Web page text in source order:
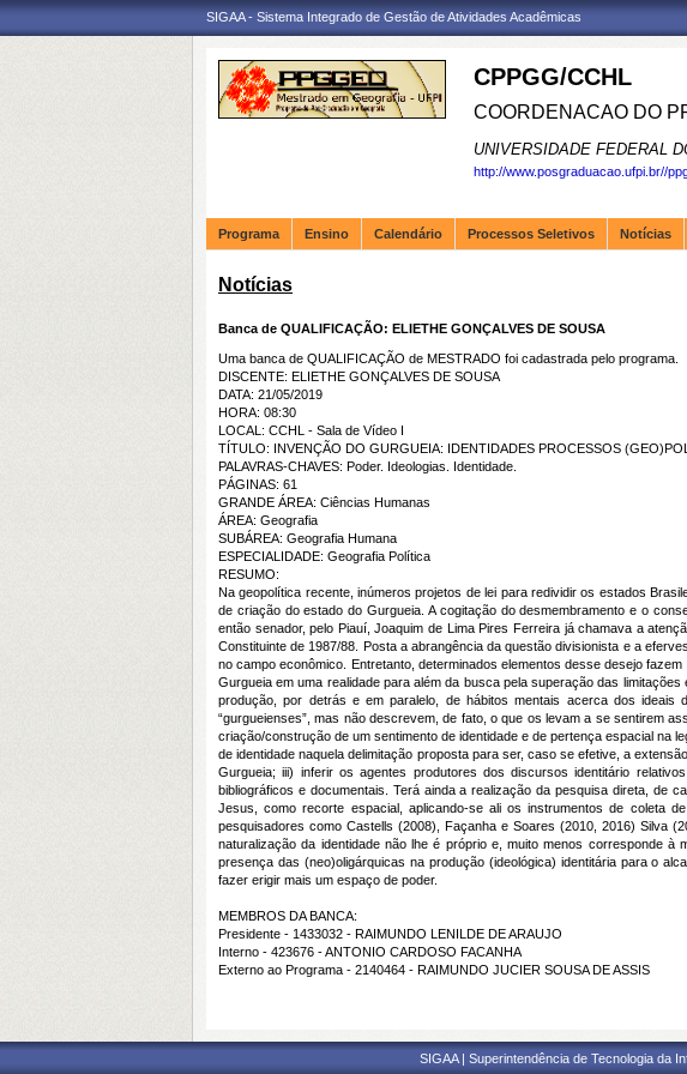
SIGAA - Sistema Integrado de Gestão de Atividades Acadêmicas
CPPGG/CCHL
COORDENACAO DO
UNIVERSIDADE FEDERAL
http://www.posgraduacao.ufpi.br//
Programa Ensino Calendário Processos Seletivos Notícias
Notícias
Banca de QUALIFICAÇÃO: ELIETHE GONÇALVES DE SOUSA
Uma banca de QUALIFICAÇÃO de MESTRADO foi cadastrada pelo programa.
DISCENTE: ELIETHE GONÇALVES DE SOUSA
DATA: 21/05/2019
HORA: 08:30
LOCAL: CCHL - Sala de Vídeo I
TÍTULO: INVENÇÃO DO GURGUEIA: IDENTIDADES PROCESSOS
PALAVRAS-CHAVES: Poder. Ideologias. Identidade.
PÁGINAS: 61
GRANDE ÁREA: Ciências Humanas
ÁREA: Geografia
SUBÁREA: Geografia Humana
ESPECIALIDADE: Geografia Política
RESUMO:
Na geopolítica recente, inúmeros projetos de lei para redividir os estados
de criação do estado do Gurgueia. A cogitação do desmembramento e o
então senador, pelo Piauí, Joaquim de Lima Pires Ferreira já chamava a
Constituinte de 1987/88. Posta a abrangência da questão divisionista e a
no campo econômico. Entretanto, determinados elementos desse desejo
Gurgueia em uma realidade para além da busca pela superação das
produção, por detrás e em paralelo, de hábitos mentais acerca dos
“gurgueienses”, mas não descrevem, de fato, o que os levam a se sentirem
criação/construção de um sentimento de identidade e de pertença espacial na
de identidade naquela delimitação proposta para ser, caso se efetive, a
Gurgueia; iii) inferir os agentes produtores dos discursos identitário
bibliográficos e documentais. Terá ainda a realização da pesquisa direta, de
Jesus, como recorte espacial, aplicando-se ali os instrumentos de coleta
pesquisadores como Castells (2008), Façanha e Soares (2010, 2016) Silva
naturalização da identidade não lhe é próprio e, muito menos corresponde
presença das (neo)oligárquicas na produção (ideológica) identitária para o
fazer erigir mais um espaço de poder.
MEMBROS DA BANCA:
Presidente - 1433032 - RAIMUNDO LENILDE DE ARAUJO
Interno - 423676 - ANTONIO CARDOSO FACANHA
Externo ao Programa - 2140464 - RAIMUNDO JUCIER SOUSA DE ASSIS
SIGAA | Superintendência de Tecnologia da